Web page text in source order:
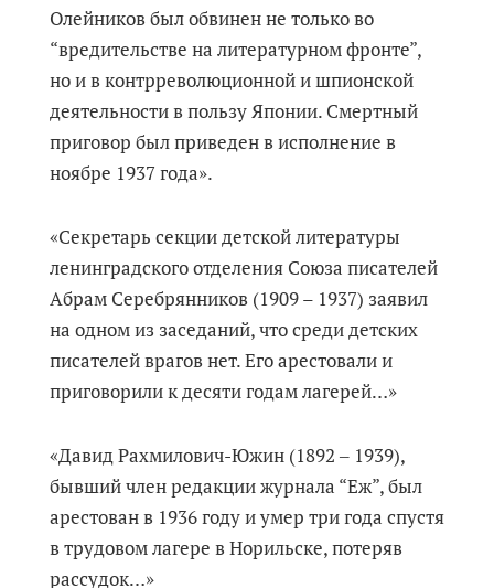
Олейников был обвинен не только во
“вредительстве на литературном фронте”,
но и в контрреволюционной и шпионской
деятельности в пользу Японии. Смертный
приговор был приведен в исполнение в
ноябре 1937 года».
«Секретарь секции детской литературы
ленинградского отделения Союза писателей
Абрам Серебрянников (1909 – 1937) заявил
на одном из заседаний, что среди детских
писателей врагов нет. Его арестовали и
приговорили к десяти годам лагерей…»
«Давид Рахмилович-Южин (1892 ‒ 1939),
бывший член редакции журнала “Еж”, был
арестован в 1936 году и умер три года спустя
в трудовом лагере в Норильске, потеряв
рассудок…»